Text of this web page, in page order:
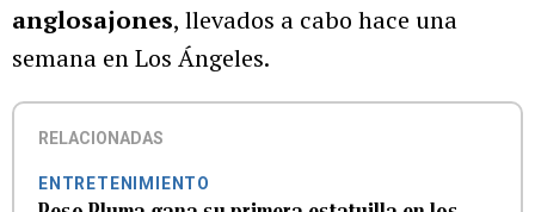
anglosajones, llevados a cabo hace una
semana en Los Ángeles.
RELACIONADAS
ENTRETENIMIENTO